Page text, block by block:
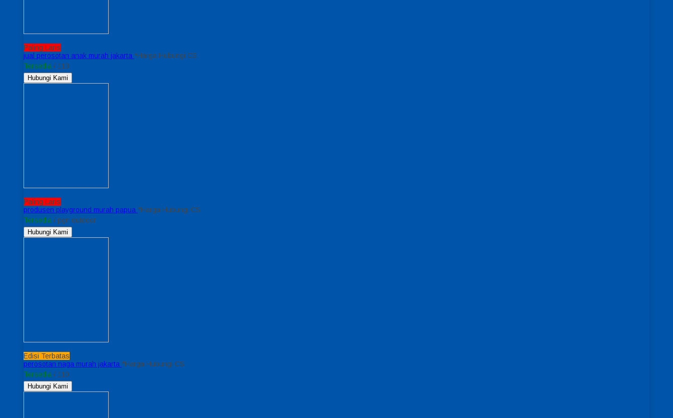
Paling Laris
jual perosotan anak murah jakarta *Harga Hubungi CS
Tersedia / 113
Hubungi Kami
Paling Laris
produsen playground murah papua *Harga Hubungi CS
Tersedia / pgn outdoor
Hubungi Kami
Edisi Terbatas
perosotan naga murah jakarta *Harga Hubungi CS
Tersedia / 110
Hubungi Kami